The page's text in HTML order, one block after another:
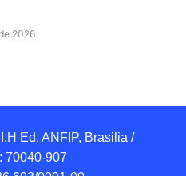
2026
Ed. ANFIP, Brasilia /
70040-907